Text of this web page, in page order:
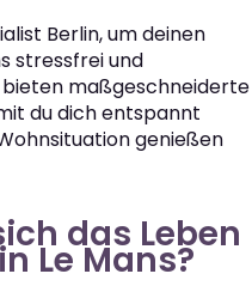
Berlin, um deinen
stressfrei und
maßgeschneiderte
du dich entspannt
genießen
das Leben
Le Mans?